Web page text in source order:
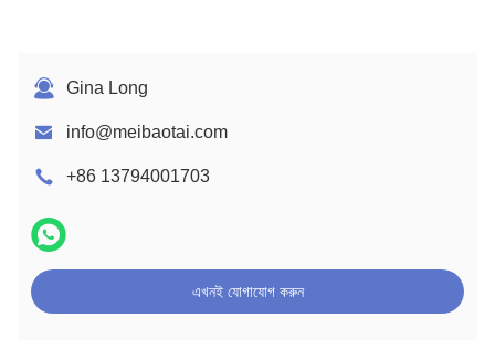
Gina Long
info@meibaotai.com
+86 13794001703
এখনই যোগাযোগ করুন